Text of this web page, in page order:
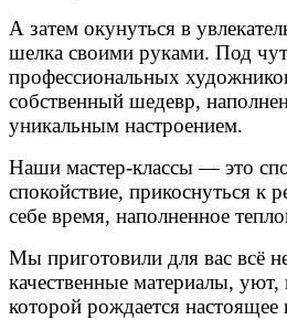
А затем окунуться в
шелка своими руками. Под
профессиональных
собственный шедевр,
уникальным настроением.
Наши мастер-классы — это
спокойствие, прикоснуться к
себе время, наполненное
Мы приготовили для вас всё
качественные материалы,
которой рождается настоящее